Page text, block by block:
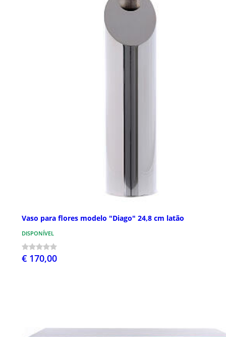
Vaso para flores modelo "Diago" 24,8 cm latão
DISPONÍVEL
€ 170,00